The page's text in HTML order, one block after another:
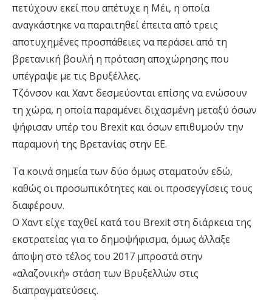
πετύχουν εκεί που απέτυχε η Μέι, η οποία
αναγκάστηκε να παραιτηθεί έπειτα από τρεις
αποτυχημένες προσπάθειες να περάσει από τη
βρετανική βουλή η πρόταση αποχώρησης που
υπέγραψε με τις Βρυξέλλες.
Τζόνσον και Χαντ δεσμεύονται επίσης να ενώσουν
τη χώρα, η οποία παραμένει διχασμένη μεταξύ όσων
ψήφισαν υπέρ του Brexit και όσων επιθυμούν την
παραμονή της Βρετανίας στην ΕΕ.
Τα κοινά σημεία των δύο όμως σταματούν εδώ,
καθώς οι προσωπικότητες και οι προσεγγίσεις τους
διαφέρουν.
Ο Χαντ είχε ταχθεί κατά του Brexit στη διάρκεια της
εκστρατείας για το δημοψήφισμα, όμως άλλαξε
άποψη στο τέλος του 2017 μπροστά στην
«αλαζονική» στάση των Βρυξελλών στις
διαπραγματεύσεις.